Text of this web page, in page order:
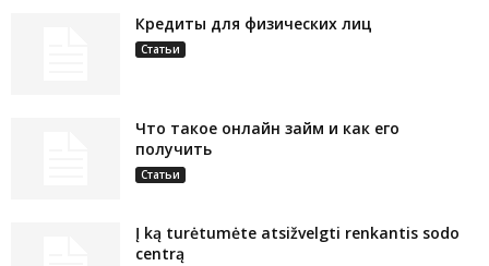
Кредиты для физических лиц
Статьи
Что такое онлайн займ и как его
получить
Статьи
Į ką turėtumėte atsižvelgti renkantis sodo
centrą